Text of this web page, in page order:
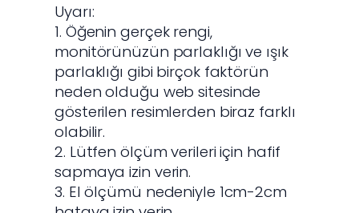
Uyarı:
1. Öğenin gerçek rengi,
monitörünüzün parlaklığı ve ışık
parlaklığı gibi birçok faktörün
neden olduğu web sitesinde
gösterilen resimlerden biraz farklı
olabilir.
2. Lütfen ölçüm verileri için hafif
sapmaya izin verin.
3. El ölçümü nedeniyle 1cm-2cm